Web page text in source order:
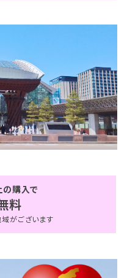
購入で
料
がございます